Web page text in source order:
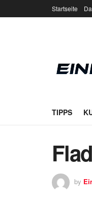
Startseite
TIPPS
by